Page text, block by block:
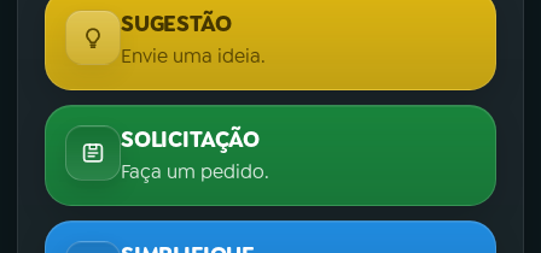
SUGESTÃO
Envie uma ideia.
SOLICITAÇÃO
Faça um pedido.